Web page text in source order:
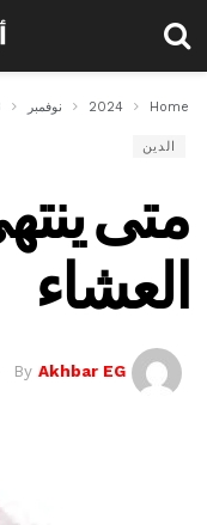
Home
2024 نوفمبر
الدين
متى
العشاء
By Akhbar EG